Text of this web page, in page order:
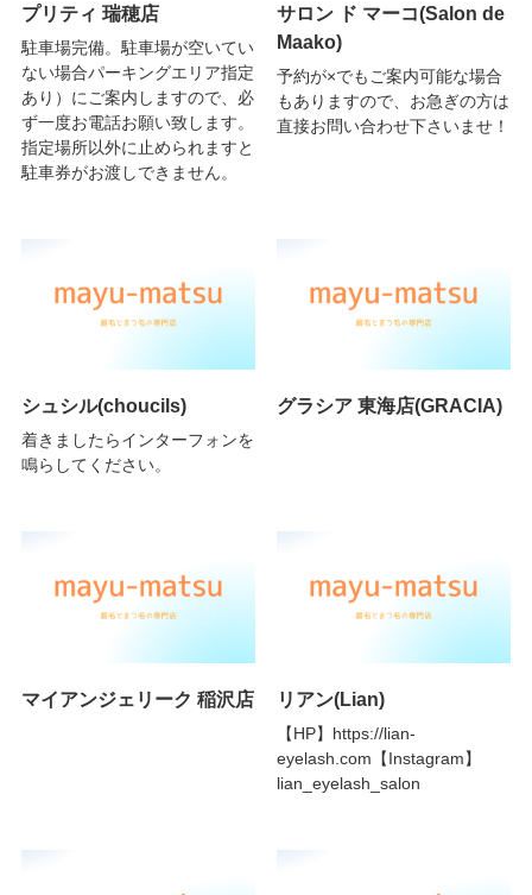
プリティ 瑞穂店
駐車場完備。駐車場が空いてい
ない場合パーキングエリア指定
あり）にご案内しますので、必
ず一度お電話お願い致します。
指定場所以外に止められますと
駐車券がお渡しできません。
サロン ド マーコ(Salon de
Maako)
予約が×でもご案内可能な場合
もありますので、お急ぎの方は
直接お問い合わせ下さいませ！
シュシル(choucils)
着きましたらインターフォンを
鳴らしてください。
グラシア 東海店(GRACIA)
マイアンジェリーク 稲沢店 リアン(Lian)
【HP】https://lian-
eyelash.com【Instagram】
lian_eyelash_salon